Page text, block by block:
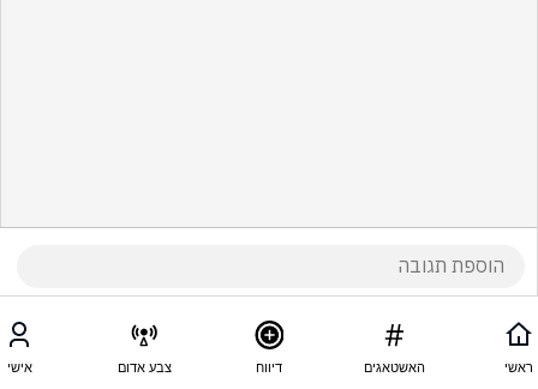
ראשי האשטאגים דיווח צבע אדום אישי